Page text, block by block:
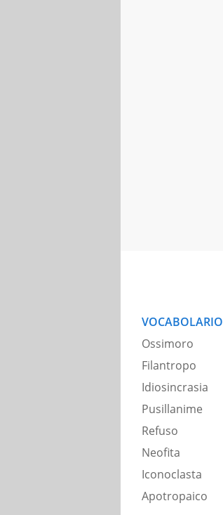
VOCABOLARIO
Ossimoro
Filantropo
Idiosincrasia
Pusillanime
Refuso
Neofita
Iconoclasta
Apotropaico